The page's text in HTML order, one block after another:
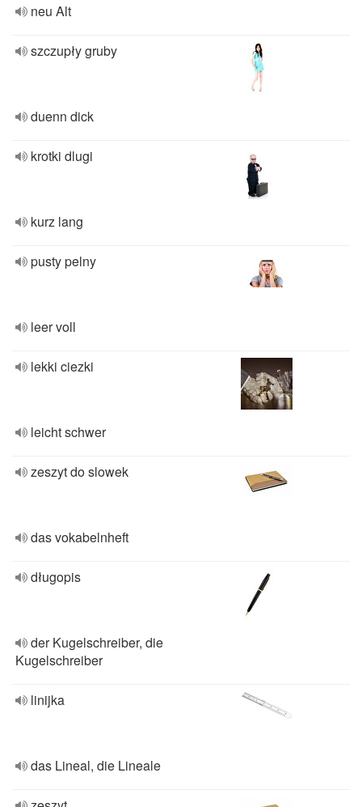
neu Alt
szczupły gruby
duenn dick
krotki dlugi
kurz lang
pusty pelny
leer voll
lekki ciezki
leicht schwer
zeszyt do slowek
das vokabelnheft
długopis
der Kugelschreiber, die
Kugelschreiber
linijka
das Lineal, die Lineale